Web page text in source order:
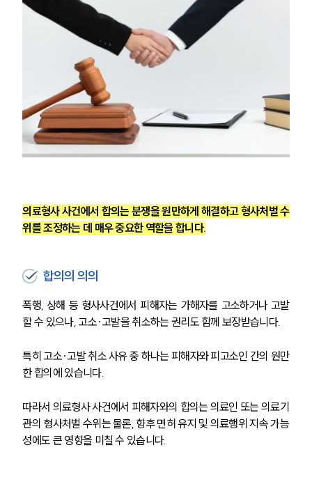
의료형사 사건에서 합의는 분쟁을 원만하게 해결하고 형사처벌 수
위를 조정하는 데 매우 중요한 역할을 합니다.
합의의 의의
폭행, 상해 등 형사사건에서 피해자는 가해자를 고소하거나 고발
할 수 있으나, 고소·고발을 취소하는 권리도 함께 보장받습니다.
특히 고소·고발 취소 사유 중 하나는 피해자와 피고소인 간의 원만
한 합의에 있습니다.
따라서 의료형사 사건에서 피해자와의 합의는 의료인 또는 의료기
관의 형사처벌 수위는 물론, 향후 면허 유지 및 의료행위 지속 가능
성에도 큰 영향을 미칠 수 있습니다.